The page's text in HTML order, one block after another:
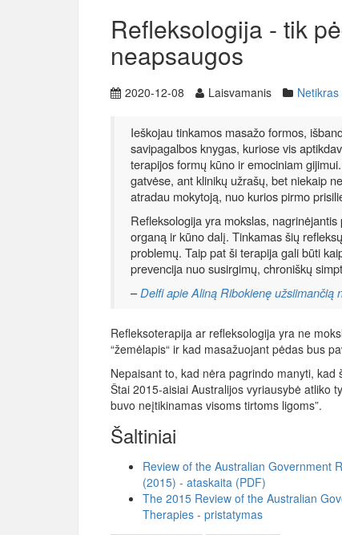
Refleksologija - tik
neapsaugos
2020-12-08 Laisvamanis
Ieškojau tinkamos masažo formos,
savipagalbos knygas, kuriose vis
terapijos formų kūno ir emociniam
gatvėse, ant klinikų užrašų, bet niekaip
atradau mokytoją, nuo kurios pirmo
Refleksologija yra mokslas,
organą ir kūno dalį. Tinkamas šių
problemų. Taip pat ši terapija gali būti
prevencija nuo susirgimų, chroniškų
–Delfi apie Aliną Ribokienę užsiimančią
Refleksoterapija ar refleksologija yra ne
“žemėlapis“ ir kad masažuojant pėdas bus
Nepaisant to, kad nėra pagrindo manyti,
Štai 2015-aisiai Australijos vyriausybė atliko
buvo neįtikinamas visoms tirtoms ligoms”.
Šaltiniai
Review of the Australian Government
(2015) - ataskaita (PDF)
The 2015 Review of the Australian
Therapies - pristatymas